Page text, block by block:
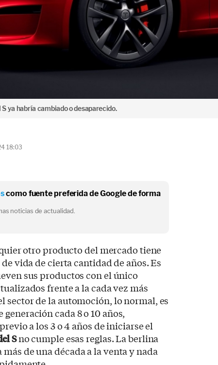
ya habría cambiado o desaparecido.
18:03
como fuente preferida de Google de forma
noticias de actualidad.
otro producto del mercado tiene
vida de cierta cantidad de años. Es
sus productos con el único
frente a la cada vez más
sector de la automoción, lo normal, es
cada 8 o 10 años,
a los 3 o 4 años de iniciarse el
Sno cumple esas reglas. La berlina
de una década a la venta y nada